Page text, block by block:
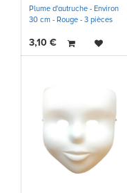
Plume d'autruche - Environ
30 cm - Rouge - 3 pièces
3,10€